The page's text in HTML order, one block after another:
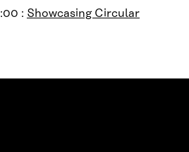
: Showcasing Circular